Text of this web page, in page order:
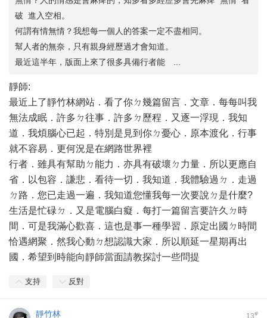
破 進入空相。
何謂有情無情？我想每一個人的答案一定不盡相同。
幫人者的無奈，只有親身經歷過才會知道。
最近這半年，版面上來了很多具備行者能 ...
靜師:
最近上了靜竹林網站．看了你ㄉ幾篇留言．文章．每每叫我
無法成眠．許多ㄉ往事．許多ㄉ歷程．又逐一浮現．我知
道．我煩腦心已起．特別是見到你ㄉ憂心．原本渡化．行事
就不容易．更何況是在網路世界裡
行者．雖具有幫助ㄉ能力．亦具有破壞ㄉ力量．所以更應自
省．以包容．謙悲．看待一切．我知道．我體驗過ㄉ．走過
ㄉ路．您已走過一遍．我知道您懂我每一次要說ㄉ是什麼?
生活是忙碌ㄉ．又是電腦白癡．每打一篇留言要許久ㄉ時
間．可是我滿心歡喜．這也是事一種學習．原定出國ㄉ時間
恰遇網聚．然我心動ㄉ想認識大家．所以順延一星期再出
國．希望到時能向靜師當面請教探討一些問提
支持 反對
13#
靜竹林